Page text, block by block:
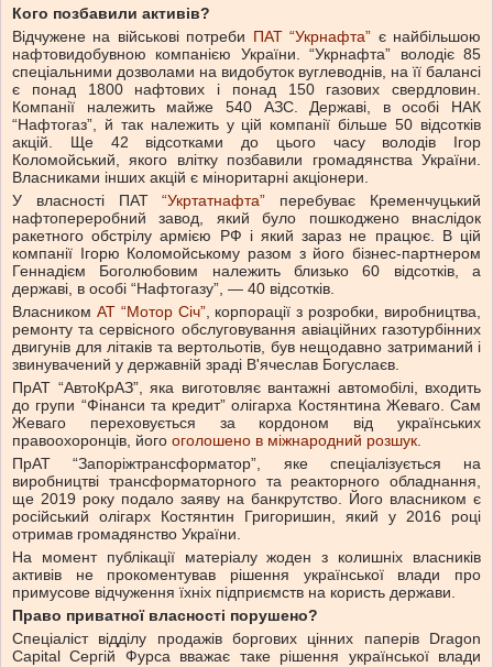
Кого позбавили активів?
Відчужене на військові потреби ПАТ “Укрнафта” є найбільшою
нафтовидобувною компанією України. “Укрнафта” володіє 85
спеціальними дозволами на видобуток вуглеводнів, на її балансі
є понад 1800 нафтових і понад 150 газових свердловин.
Компанії належить майже 540 АЗС. Державі, в особі НАК
“Нафтогаз”, й так належить у цій компанії більше 50 відсотків
акцій. Ще 42 відсотками до цього часу володів Ігор
Коломойський, якого влітку позбавили громадянства України.
Власниками інших акцій є міноритарні акціонери.
У власності ПАТ“Укртатнафта” перебуває Кременчуцький
нафтопереробний завод, який було пошкоджено внаслідок
ракетного обстрілу армією РФ і який зараз не працює. В цій
компанії Ігорю Коломойському разом з його бізнес-партнером
Геннадієм Боголюбовим належить близько 60 відсотків, а
державі, в особі “Нафтогазу”, — 40 відсотків.
Власником АТ “Мотор Січ”, корпорації з розробки, виробництва,
ремонту та сервісного обслуговування авіаційних газотурбінних
двигунів для літаків та вертольотів, був нещодавно затриманий і
звинувачений у державній зраді В'ячеслав Богуслаєв.
ПрАТ “АвтоКрАЗ”, яка виготовляє вантажні автомобілі, входить
до групи “Фінанси та кредит” олігарха Костянтина Жеваго. Сам
Жеваго переховується за кордоном від українських
правоохоронців, його оголошено в міжнародний розшук
ПрАТ “Запоріжтрансформатор”, яке спеціалізується на
виробництві трансформаторного та реакторного обладнання,
ще 2019 року подало заяву на банкрутство. Його власником є
російський олігарх Костянтин Григоришин, який у 2016 році
отримав громадянство України.
На момент публікації матеріалу жоден з колишніх власників
активів не прокоментував рішення української влади про
примусове відчуження їхніх підприємств на користь держави.
Право приватної власності порушено?
Спеціаліст відділу продажів боргових цінних паперів Dragon
Capital Сергій Фурса вважає таке рішення української влади